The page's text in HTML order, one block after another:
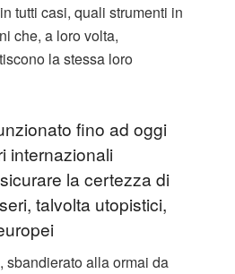
tutti casi, quali strumenti in
che, a loro volta,
la stessa loro
fino ad oggi
internazionali
la certezza di
talvolta utopistici,
sbandierato alla ormai da